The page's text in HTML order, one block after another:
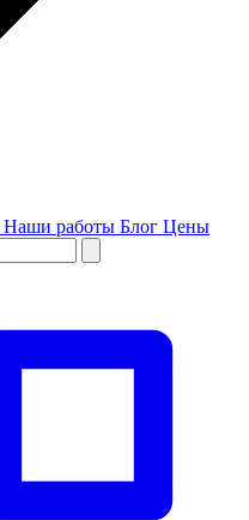
Наши работы Блог Цены